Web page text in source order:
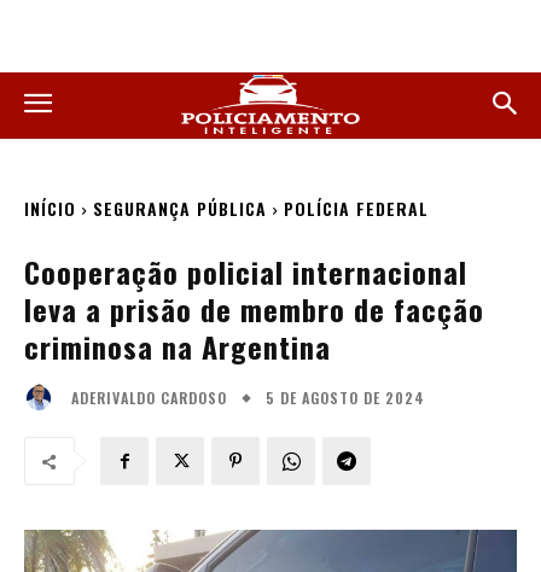
INÍCIO SEGURANÇA PÚBLICA POLÍCIA FEDERAL
Cooperação policial internacional
leva a prisão de membro de facção
criminosa na Argentina
ADERIVALDO CARDOSO 5 DE AGOSTO DE 2024